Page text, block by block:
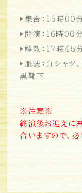
▶︎集合：15時00
▶︎開演：16時00
▶︎解散：17時45
▶︎服装：白シャツ
黒靴下
※注意※
終演後お迎えに
合いますので、